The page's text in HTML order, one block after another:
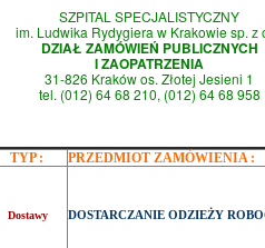
SZPITAL SPECJALISTYCZNY
im. Ludwika Rydygiera w Krakowie sp. z
DZIAŁ ZAMÓWIEŃ PUBLICZNYCH
I ZAOPATRZENIA
31-826 Kraków os. Złotej Jesieni 1
tel. (012) 64 68 210, (012) 64 68 958
TYP : PRZEDMIOT ZAMÓWIENIA :
Dostawy DOSTARCZANIE ODZIEŻY